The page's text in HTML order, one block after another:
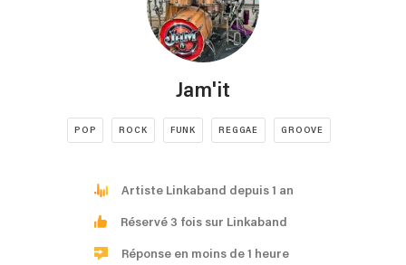
Jam'it
POP ROCK FUNK REGGAE GROOVE
Artiste Linkaband depuis 1 an
Réservé 3 fois sur Linkaband
Réponse en moins de 1 heure